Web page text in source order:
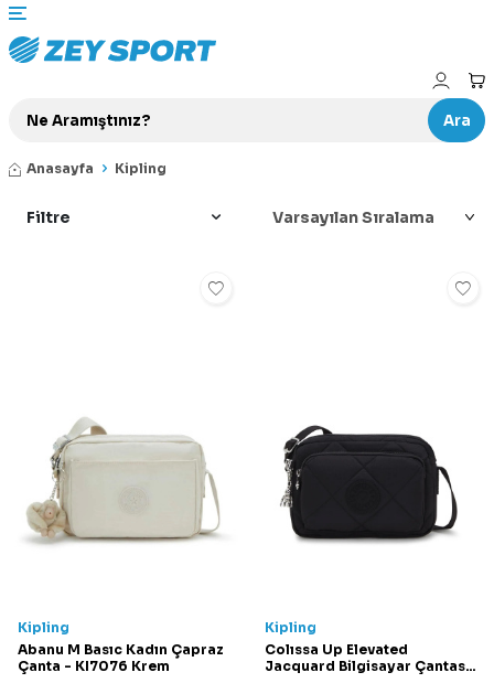
Ara
Anasayfa Kipling
Filtre
Kipling
Abanu M Basıc Kadın Çapraz
Çanta - KI7076 Krem
Kipling
Colıssa Up Elevated
Jacquard Bilgisayar Çantası